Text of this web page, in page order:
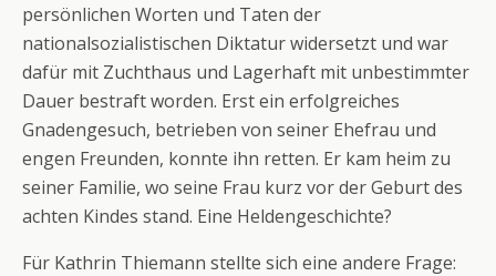
persönlichen Worten und Taten der
nationalsozialistischen Diktatur widersetzt und war
dafür mit Zuchthaus und Lagerhaft mit unbestimmter
Dauer bestraft worden. Erst ein erfolgreiches
Gnadengesuch, betrieben von seiner Ehefrau und
engen Freunden, konnte ihn retten. Er kam heim zu
seiner Familie, wo seine Frau kurz vor der Geburt des
achten Kindes stand. Eine Heldengeschichte?
Für Kathrin Thiemann stellte sich eine andere Frage: